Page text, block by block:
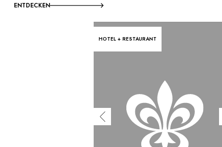
ENTDECKEN
HOTEL + RESTAURANT